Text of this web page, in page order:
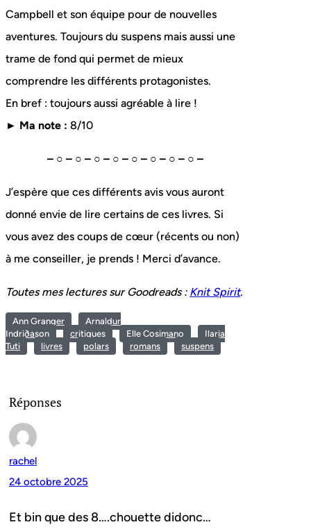
Campbell et son équipe pour de nouvelles
aventures. Toujours du suspens mais aussi une
trame de fond qui permet de mieux
comprendre les différents protagonistes.
En bref : toujours aussi agréable à lire !
► Ma note : 8/10
– ○ – ○ – ○ – ○ – ○ – ○ – ○ – ○ –
J’espère que ces différents avis vous auront
donné envie de lire certains de ces livres. Si
vous avez des coups de cœur (récents ou non)
à me conseiller, je prends ! Merci d’avance.
Toutes mes lectures sur Goodreads : Knit Spirit.
Ann Granger
Arnaldur
Indriðason
critiques Elle Cosimano
Ilaria
Tuti
livres polars romans suspens
Réponses
rachel
24 octobre 2025
Et bin que des 8….chouette didonc…